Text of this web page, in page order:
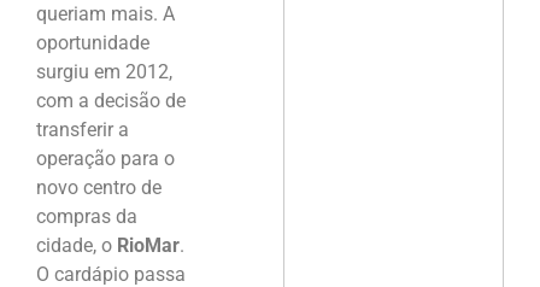
queriam mais. A
oportunidade
surgiu em 2012,
com a decisão de
transferir a
operação para o
novo centro de
compras da
cidade, o RioMar.
O cardápio passa